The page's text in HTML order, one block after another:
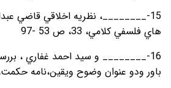
15-________، نظريه اخلاقي قاضي
هاي فلسفي کلامي، 33، ص 53 -97
16-________ و سيد احمد غفاري ،
باور ودو عنوان وضوح ويقين،نامه حکمت، ص11،